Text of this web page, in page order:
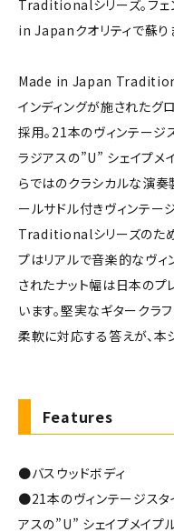
Traditionalシリーズ。フ
in Japanクオリティで蘇り
Made in Japan
インディングが施されたグ
採用。21本のヴィンテージ
ラジアスの”U” シェイプ
らではのクラシカルな演奏
ールサドル付きヴィンテー
Traditionalシリーズのた
プはリアルで音楽的なヴィ
されたナット幅は日本のプ
います。堅実なギタークラ
柔軟に対応する答えが、本
Features
●バスウッドボディ
●21本のヴィンテージスタ
アスの”U” シェイプメイプ